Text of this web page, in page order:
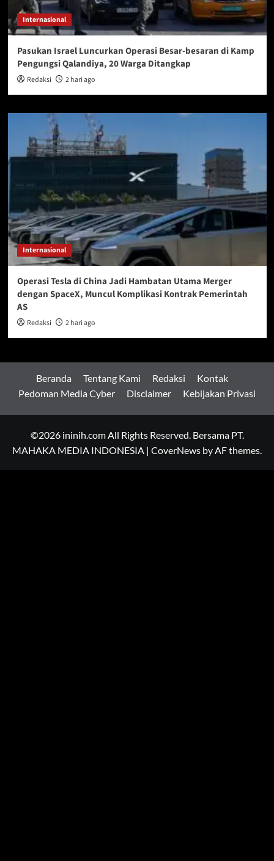
Internasional
Pasukan Israel Luncurkan Operasi Besar-besaran di Kamp
Pengungsi Qalandiya, 20 Warga Ditangkap
Redaksi 2 hari ago
Internasional
Operasi Tesla di China Jadi Hambatan Utama Merger
dengan SpaceX, Muncul Komplikasi Kontrak Pemerintah
AS
Redaksi 2 hari ago
Beranda Tentang Kami Redaksi
Kontak
Pedoman Media Cyber
Disclaimer Kebijakan Privasi
©2026 ininih.com All Rights Reserved. Bersama PT.
MAHAKA MEDIA INDONESIA | CoverNews by AF themes.